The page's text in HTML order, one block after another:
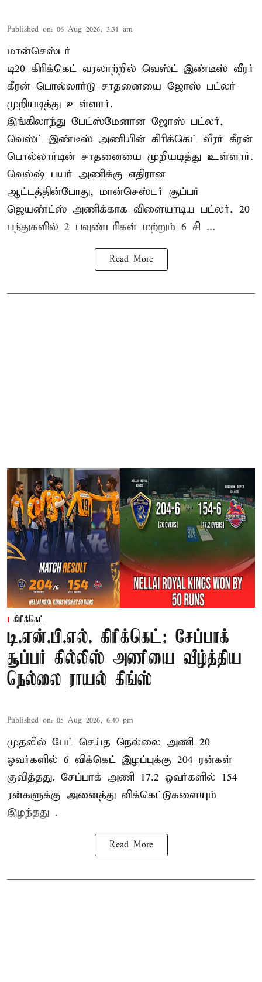
Published on: 06 Aug 2026, 3:31 am
மான்செஸ்டர்
டி20 கிரிக்கெட் வரலாற்றில் வெஸ்ட் இண்டீஸ் வீரர்
கீரன் பொல்லார்டு சாதனையை ஜோஸ் பட்லர்
முறியடித்து உள்ளார்.
இங்கிலாந்து பேட்ஸ்மேனான ஜோஸ் பட்லர்,
வெஸ்ட் இண்டீஸ் அணியின் கிரிக்கெட் வீரர் கீரன்
பொல்லார்டின் சாதனையை முறியடித்து உள்ளார்.
வெல்ஷ் பயர் அணிக்கு எதிரான
ஆட்டத்தின்போது, மான்செஸ்டர் சூப்பர்
ஜெயண்ட்ஸ் அணிக்காக விளையாடிய பட்லர், 20
பந்துகளில் 2 பவுண்டரிகள் மற்றும் 6 சி ...
Read More
கிரிக்கெட்
டி.என்.பி.எல். கிரிக்கெட்: சேப்பாக்
சூப்பர் கில்லிஸ் அணியை வீழ்த்திய
நெல்லை ராயல் கிங்ஸ்
Published on: 05 Aug 2026, 6:40 pm
முதலில் பேட் செய்த நெல்லை அணி 20
ஓவர்களில் 6 விக்கெட் இழப்புக்கு 204 ரன்கள்
குவித்தது. சேப்பாக் அணி 17.2 ஓவர்களில் 154
ரன்களுக்கு அனைத்து விக்கெட்டுகளையும்
இழந்தது .
Read More